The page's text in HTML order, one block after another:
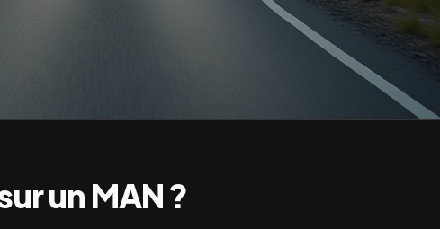
un MAN?